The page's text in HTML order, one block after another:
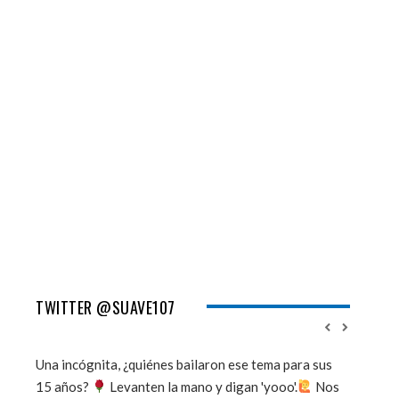
TWITTER @SUAVE107
Una incógnita, ¿quiénes bailaron ese tema para sus
15 años?
Levanten la mano y digan 'yooo'.
Nos